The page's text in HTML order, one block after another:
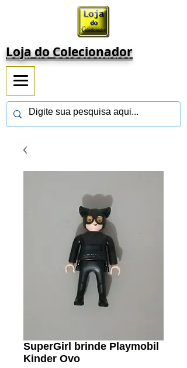
Loja do Colecionador
SuperGirl brinde Playmobil
Kinder Ovo